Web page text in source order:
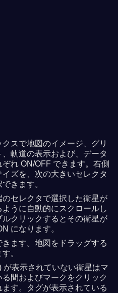
スで地図のイメージ、グリ
軌道の表示および、データ
れ ON/OFF できます。右側
ズを、次の大きいセレクタ
きます。
セレクタで選択した衛星が
うに自動的にスクロールし
クリックするとその衛星が
になります。
ます。地図をドラッグする
。
が表示されていない衛星はマ
間およびマークをクリック
す。タグが表示されている